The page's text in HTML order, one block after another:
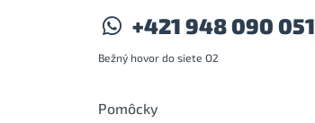
+421 948 090 051
Bežný hovor do siete O2
Pomôcky